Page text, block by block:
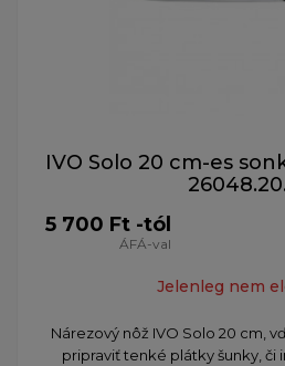
IVO Solo 20 cm-es
5 700 Ft -tól
ÁFÁ-val
Jelenleg nem
​Nárezový nôž IVO Solo 20 cm,
pripraviť tenké plátky šunky, či